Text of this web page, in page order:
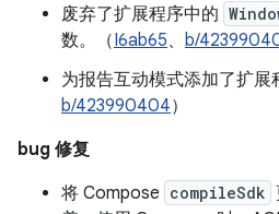
废弃了扩展程序中的
数。（I6ab65、 b/
为报告互动模式添加了扩展
b/423990404）
bug 修复
将 Compose compileSdk